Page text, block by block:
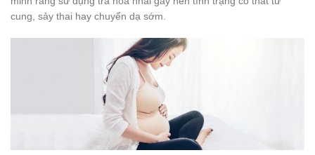
cung, sảy thai hay chuyển dạ sớm.